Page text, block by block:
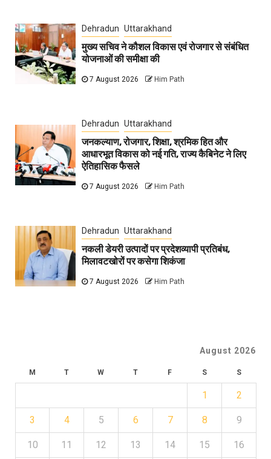
Dehradun Uttarakhand
मुख्य सचिव ने कौशल विकास एवं रोजगार से संबंधित
योजनाओं की समीक्षा की
7 August 2026 Him Path
Dehradun Uttarakhand
जनकल्याण, रोजगार, शिक्षा, श्रमिक हित और
आधारभूत विकास को नई गति, राज्य कैबिनेट ने लिए
ऐतिहासिक फैसले
7 August 2026 Him Path
Dehradun Uttarakhand
नकली डेयरी उत्पादों पर प्रदेशव्यापी प्रतिबंध,
मिलावटखोरों पर कसेगा शिकंजा
7 August 2026 Him Path
August 2026
M T W T F S S
1 2
3 4 5 6 7 8 9
10 11 12 13 14 15 16